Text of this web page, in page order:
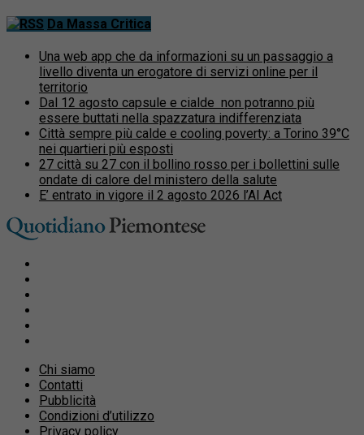
Da Massa Critica
Una web app che da informazioni su un passaggio a
livello diventa un erogatore di servizi online per il
territorio
Dal 12 agosto capsule e cialde non potranno più
essere buttati nella spazzatura indifferenziata
Città sempre più calde e cooling poverty: a Torino 39°C
nei quartieri più esposti
27 città su 27 con il bollino rosso per i bollettini sulle
ondate di calore del ministero della salute
E’ entrato in vigore il 2 agosto 2026 l’AI Act
Chi siamo
Contatti
Pubblicità
Condizioni d’utilizzo
Privacy policy